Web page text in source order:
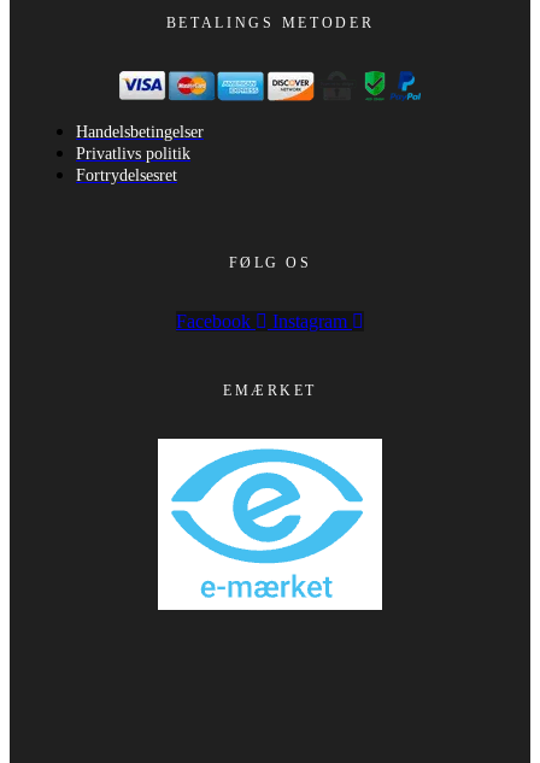
BETALINGS METODER
Handelsbetingelser
Privatlivs politik
Fortrydelsesret
FØLG OS
Facebook Instagram
EMÆRKET